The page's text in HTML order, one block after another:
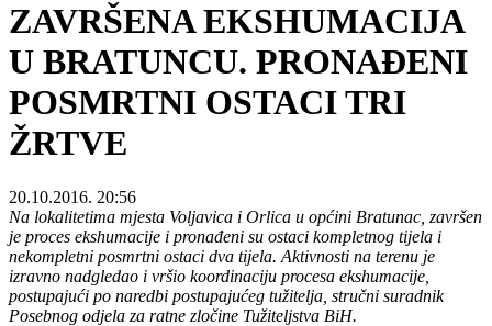
ZAVRŠENA EKSHUMACIJA
U BRATUNCU. PRONAĐENI
POSMRTNI OSTACI TRI
ŽRTVE
20.10.2016. 20:56
Na lokalitetima mjesta Voljavica i Orlica u općini Bratunac, završen
je proces ekshumacije i pronađeni su ostaci kompletnog tijela i
nekompletni posmrtni ostaci dva tijela. Aktivnosti na terenu je
izravno nadgledao i vršio koordinaciju procesa ekshumacije,
postupajući po naredbi postupajućeg tužitelja, stručni suradnik
Posebnog odjela za ratne zločine Tužiteljstva BiH.